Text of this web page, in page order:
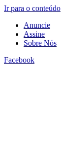
Ir para o conteúdo
Anuncie
Assine
Sobre Nós
Facebook